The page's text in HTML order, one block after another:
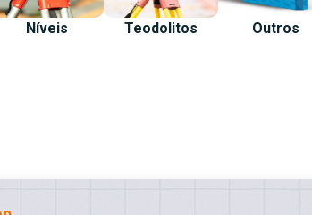
Níveis Teodolitos Outros